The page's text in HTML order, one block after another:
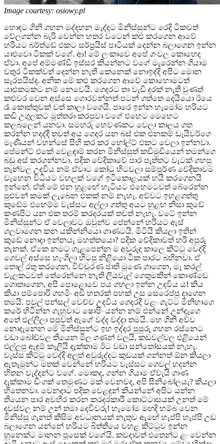
Image courtesy: osiowy.pl
හොඳට ගිනි ගහන මද්දහන මැද්දට මිනිස්සුන්ට රෙදි ටිකවත්
වේලගන්න බැරි වෙන්න හතර වටෙන් කළු කරගෙන ආවේ
හරියට බර්ත්ඩේ එකට සර්ප්‍රයිස් පාටියක් දෙන්න බලාගෙන ඉන්න
යාළුවො ටිකක් වගේ. ආ! මේ ලංකාවෙ අපේ ගංවල කොහෙද
ඒවා. අපේ අම්මණ්ඩි ඉස්සර කියන්නට වගේ මැරෙන්න ගියාම
වතුර ටිකක්වත් දෙන්න නැති කෙනෙක් නොඉද්දි අපිට මොන
සැරපයිස්ද. අනික මේ කළු කරගෙන ආවේ කොහොමටත්
යාළුකමකට නම් නෙවෙයි. ගෙදරට තා වැඩි දුරක් නැති වුණත්
කළුවර වෙන අස්සෙ ගොරවන්නත් පටන් ගත්තෙ දෙයියො ඊයෙ
රෑ කොත්තුවක් වත් කාලා වගෙයි. පාරෙ ඉන්න හැමෝම හරියට
කඩි උගුලකට මූත්තරා කරපුවා වගේ එහෙට මෙහෙට
කලබලෙන් යනවා. සමහරු හෙවණකට වෙලා කාලය ගත
කරන්න හදද්දි තවත් අය ගෙදර යන බස් එක එනකම් ඩැයිවර්ගෙ
මෑණියන් වහන්සේ සිහි කර කර හෝල්ට් එකට වෙලා ඉන්නවා.
පේමන්ට් එකේ වෙළඳාම් කරන මිනිස්සුත් කඩිමුඩියෙන් තමන්ගෙ
බඩු අස් කරගන්නවා. පදික වේදිකාවේ පාර පැත්තට වැටක් ගහපු
තැන්වල උදවිය නම් ඒවාට කෝටු හිටවලා සම්පූර්ණ වේදිකාවම
වැහෙන විධියට වහලක් වගේ ඉටිකොළයක් හයි කරගෙනයි
ඉන්නේ. ඒත් මේ එන හුළඟේ හැටියට එහෙමටවත් බේරෙන්න
පුළුවන් කමක් ලැබෙන එකක් නම් නැහැ. අව්වට ඉහළගත්තු
කුඩේම එහෙම්ම වැස්සට අල්ලා ගත්තු අයට හුළඟ නිසා කුඩේ
කණපිට යන එක තරම් කරදරයක් තවත් නැහැ. වටේ ඉන්න
මිනිස්සුන්ට ඒ වෙලාවට ඔවුන්ව පේන්නේ හරියට ඇස්
ගලවාගෙන කන යකින්නියො ගාණටයි. මිටියි කියලා ඉතින්
කුඩේ නොදා ඉන්නයැ මහත්තයො? පදික වේදිකාවත් හරි අපූරු
තැනක්. ඒකෙ නමට ගැළපෙන්න ම අවුරුදු කාලෙ කිට්ටු වෙද්දි
ගෙවල් අස්සෙ හැංගිලා හිටපු නිළියො ටික පාරට බහිනවා. ඒ
තොල් රතු කරගෙන, විච්චූරණ ජාති මූණෙ ගාගෙන, මෑ කරල්
වැලකටවත් තේරෙන්නෙ නැති ලියවැල් ගෙතුමකින් කොණ්ඩෙ
ගොතාගෙන, අපි පොළොවෙ පය ගහලා ඉන්න උදවිය ය! කිය
කියා පම්පොරි ගහමිං අඩි හතරක් පහක් උස සෙරෙප්පු දාගෙන
තමයි. පවුල් පන්සල් වෙච්ච උදවිය ගෙදරදි වළං ගැට්ට මිනිහාගෙ
කරේ හිටින්න ගැහුවාට ෂොපිං යන්න නම් එන්නේ උන්දැගෙ
අතේ එල්ලිලා පපුවත් ඇගේ වද්ද වද්දා තමයි. මහ ගිනි අව්ව
නොදැනෙන මේ මිනිස්සුන්ට ඉහ ඉද්දර පුපුරු ගහන රස්නෙට
වඩා බෝඩ්වල තියෙන මිල ගණන් වලයි, කඩවල්වල එළියෙන්
එල්ලපු ඇඳුම් කෑලියි දැක්කාම ඊට වඩා සන්තෝසයක් නැහැ.
වැස්ස කිට්ටු වෙද්දි අලුත් අවුරුද්දට කුඩයක් ගන්නත් ඕන කියලා
ඇතැමුන්ට මතක් වෙන්නේ හරියට වැස්සට ගෙවල් හදන්න
හිතන වැද්දන්ට වගේ. මොකද, ගන්න ගියාම ඒවැයි ගාණ
දැක්කාම ඩිංගක් තෙමුණට මක් වෙනවද, අපි සීනිබෝලයැ? කියලා
හිතෙනවා. වෙනදාට පදික වෙළඳුන් කියන්නේ අපිට යන්න
තියෙන පාර අවහිර කරන කරදරකාරී කොට්ටාසයක් උනත් මේ
දවස්වල නම් උන් තමා දෙවිවරු! හැමෝම මඟදි හම්බ වෙන
මිනිස්සු ගැනත් කිසිම අවධානයක් නැතුව ඇඟේ හැප්පි හැප්පි උඩ
බලාගෙන යන්නේ හරියට බිත්තියෙ වහළ කිට්ටුව ඉන්න
හූනෙක්ට මානන පූසෙක් වගේයි. කවදාවත් එතෙන්ට ළං වෙන්න